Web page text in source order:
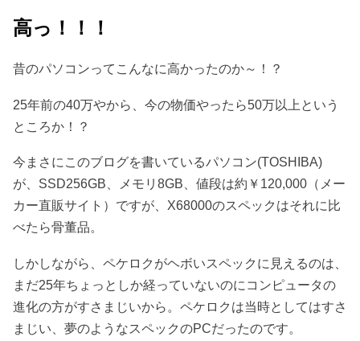
高っ！！！
昔のパソコンってこんなに高かったのか～！？
25年前の40万やから、今の物価やったら50万以上という
ところか！？
今まさにこのブログを書いているパソコン(TOSHIBA)
が、SSD256GB、メモリ8GB、値段は約￥120,000（メー
カー直販サイト）ですが、X68000のスペックはそれに比
べたら骨董品。
しかしながら、ペケロクがヘボいスペックに見えるのは、
まだ25年ちょっとしか経っていないのにコンピュータの
進化の方がすさまじいから。ペケロクは当時としてはすさ
まじい、夢のようなスペックのPCだったのです。